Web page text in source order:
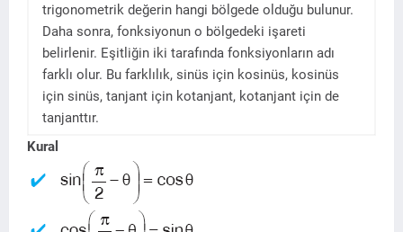
trigonometrik değerin hangi bölgede olduğu bulunur.
Daha sonra, fonksiyonun o bölgedeki işareti
belirlenir. Eşitliğin iki tarafında fonksiyonların adı
farklı olur. Bu farklılık, sinüs için kosinüs, kosinüs
için sinüs, tanjant için kotanjant, kotanjant için de
tanjanttır.
Kural